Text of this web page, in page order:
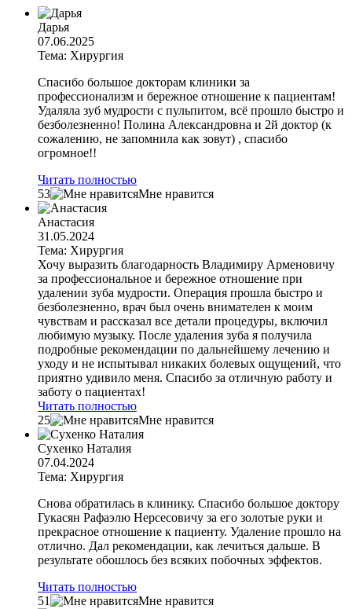
Дарья
07.06.2025
Тема: Хирургия
Спасибо большое докторам клиники за
профессионализм и бережное отношение к пациентам!
Удаляла зуб мудрости с пульпитом, всё прошло быстро и
безболезненно! Полина Александровна и 2й доктор (к
сожалению, не запомнила как зовут) , спасибо
огромное!!
Читать полностью
53
Мне нравится
Анастасия
31.05.2024
Тема: Хирургия
Хочу выразить благодарность Владимиру Арменовичу
за профессиональное и бережное отношение при
удалении зуба мудрости. Операция прошла быстро и
безболезненно, врач был очень внимателен к моим
чувствам и рассказал все детали процедуры, включил
любимую музыку. После удаления зуба я получила
подробные рекомендации по дальнейшему лечению и
уходу и не испытывал никаких болевых ощущений, что
приятно удивило меня. Спасибо за отличную работу и
заботу о пациентах!
Читать полностью
25
Мне нравится
Сухенко Наталия
07.04.2024
Тема: Хирургия
Снова обратилась в клинику. Спасибо большое доктору
Гукасян Рафаэлю Нерсесовичу за его золотые руки и
прекрасное отношение к пациенту. Удаление прошло на
отлично. Дал рекомендации, как лечиться дальше. В
результате обошлось без всяких побочных эффектов.
Читать полностью
51
Мне нравится